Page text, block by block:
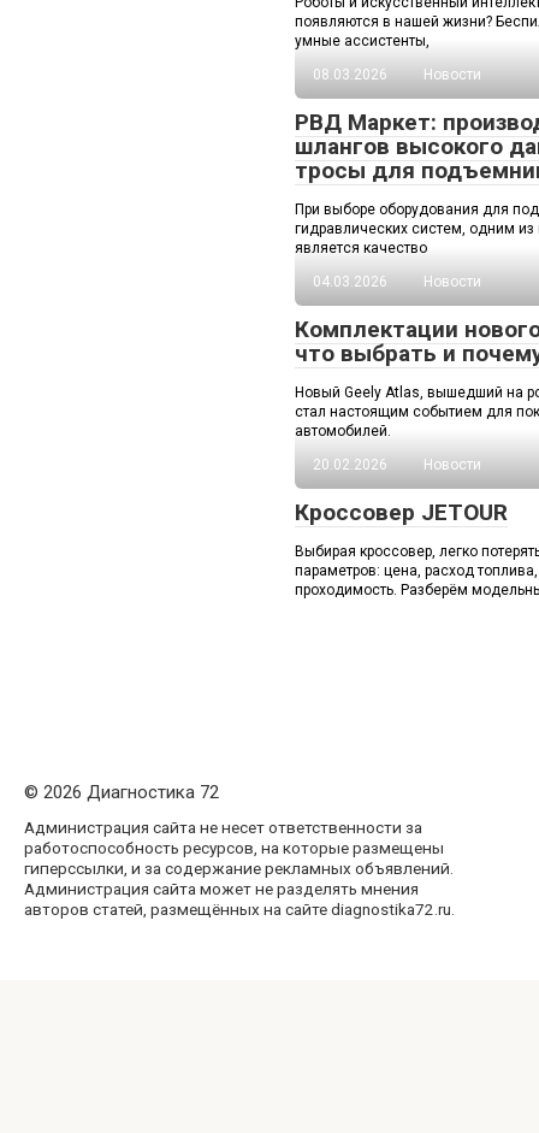
появляются в нашей жизни?
умные ассистенты,
08.03.2026
Новости
РВД Маркет:
шлангов высокого
тросы для
При выборе оборудования для
гидравлических систем, одним
является качество
04.03.2026
Новости
Комплектации
что выбрать и
Новый Geely Atlas, вышедший на
стал настоящим событием для
автомобилей.
20.02.2026
Новости
Кроссовер JETOUR
Выбирая кроссовер, легко
параметров: цена, расход
проходимость. Разберём
© 2026 Диагностика 72
Администрация сайта не несет ответственности за
работоспособность ресурсов, на которые размещены
гиперссылки, и за содержание рекламных объявлений.
Администрация сайта может не разделять мнения
авторов статей, размещённых на сайте diagnostika72.ru.